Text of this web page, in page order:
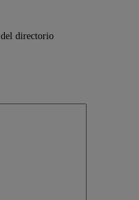
del directorio